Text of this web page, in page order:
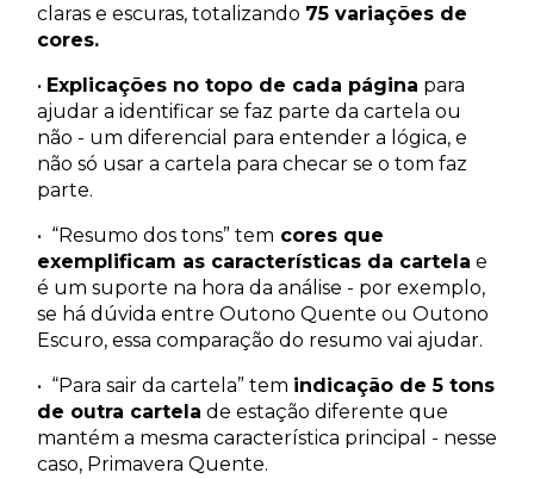
claras e escuras, totalizando 75 variações de
cores.
• Explicações no topo de cada página para
ajudar a identificar se faz parte da cartela ou
não - um diferencial para entender a lógica, e
não só usar a cartela para checar se o tom faz
parte.
• “Resumo dos tons” tem cores que
exemplificam as características da cartela e
é um suporte na hora da análise - por exemplo,
se há dúvida entre Outono Quente ou Outono
Escuro, essa comparação do resumo vai ajudar.
• “Para sair da cartela” tem indicação de 5 tons
de outra cartela de estação diferente que
mantém a mesma característica principal - nesse
caso, Primavera Quente.